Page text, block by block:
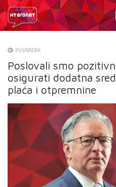
O NAMA
PRESS
NATJEČAJI
VELEPRODAJA
KONTAKTI
MOJ PROFIL
POVRATAK
Poslovali smo
osigurati dodatna
plaća i otpremnine